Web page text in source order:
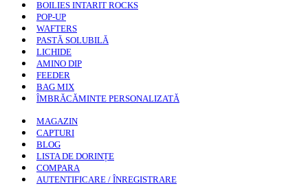
BOILIES INTARIT ROCKS
POP-UP
WAFTERS
PASTĂ SOLUBILĂ
LICHIDE
AMINO DIP
FEEDER
BAG MIX
ÎMBRĂCĂMINTE PERSONALIZATĂ
MAGAZIN
CAPTURI
BLOG
LISTA DE DORINȚE
COMPARA
AUTENTIFICARE / ÎNREGISTRARE